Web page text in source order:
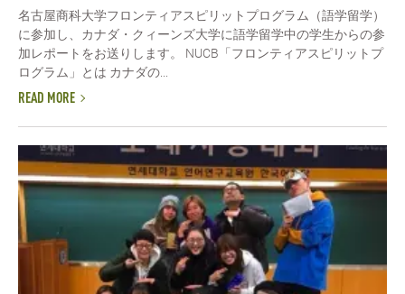
名古屋商科大学フロンティアスピリットプログラム（語学留学）
に参加し、カナダ・クィーンズ大学に語学留学中の学生からの参
加レポートをお送りします。 NUCB「フロンティアスピリットプ
ログラム」とは カナダの...
READ MORE